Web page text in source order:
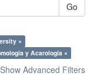
Go
×
y Acarología ×
Show Advanced Filters